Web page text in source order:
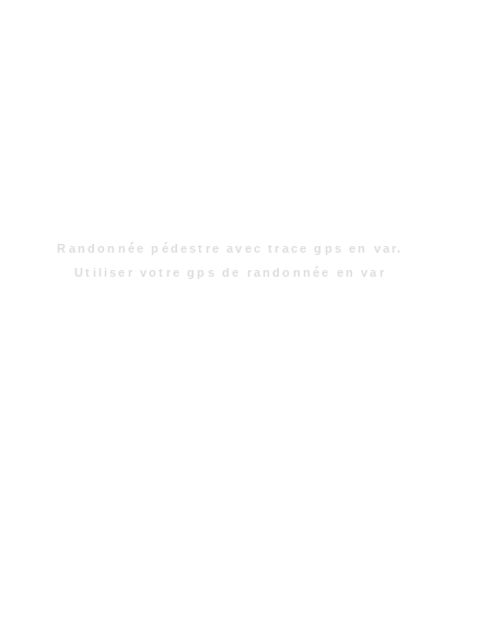
Randonnée pédestre avec trace gps en var.
Utiliser votre gps de randonnée en var